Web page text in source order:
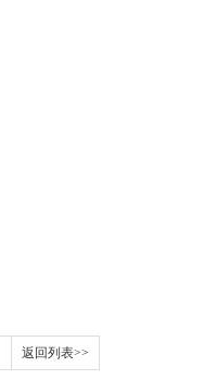
返回列表>>